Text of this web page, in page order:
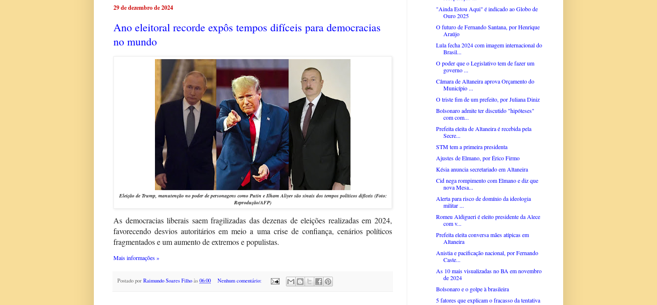
29 de dezembro de 2024
Ano eleitoral recorde expôs tempos difíceis para democracias
no mundo
Eleição de Trump, manutenção no poder de personagens como Putin e Ilham Aliyev são sinais dos tempos políticos difíceis (Foto:
Reprodução/AFP)
As democracias liberais saem fragilizadas das dezenas de eleições realizadas em 2024,
favorecendo desvios autoritários em meio a uma crise de confiança, cenários políticos
fragmentados e um aumento de extremos e populistas.
Mais informações »
Postado por Raimundo Soares Filho às 06:00 Nenhum comentário:
"Ainda Estou Aqui" é indicado ao Globo de
Ouro 2025
O futuro de Fernando Santana, por Henrique
Araújo
Lula fecha 2024 com imagem internacional do
Brasil...
O poder que o Legislativo tem de fazer um
governo ...
Câmara de Altaneira aprova Orçamento do
Município ...
O triste fim de um prefeito, por Juliana Diniz
Bolsonaro admite ter discutido "hipóteses"
com com...
Prefeita eleita de Altaneira é recebida pela
Secre...
STM tem a primeira presidenta
Ajustes de Elmano, por Érico Firmo
Késia anuncia secretariado em Altaneira
Cid nega rompimento com Elmano e diz que
nova Mesa...
Alerta para risco de domínio da ideologia
militar ...
Romeu Aldigueri é eleito presidente da Alece
com v...
Prefeita eleita conversa mães atípicas em
Altaneira
Anistia e pacificação nacional, por Fernando
Caste...
As 10 mais visualizadas no BA em novembro
de 2024
Bolsonaro e o golpe à brasileira
5 fatores que explicam o fracasso da tentativa